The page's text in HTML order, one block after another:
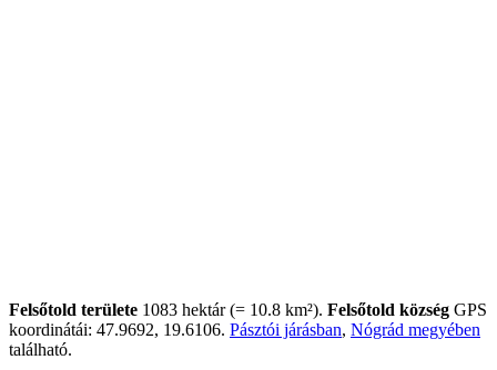
Felsőtold területe 1083 hektár (= 10.8 km²). Felsőtold község GPS
koordinátái: 47.9692, 19.6106. Pásztói járásban, Nógrád megyében
található.